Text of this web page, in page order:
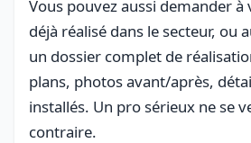
Vous pouvez aussi demander
déjà réalisé dans le secteur, ou
un dossier complet de
plans, photos avant/après,
installés. Un pro sérieux ne se
contraire.